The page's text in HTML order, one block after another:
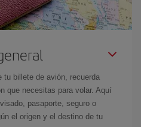
tu billete de avión, recuerda
que necesitas para volar. Aquí
pasaporte, seguro o
el origen y el destino de tu